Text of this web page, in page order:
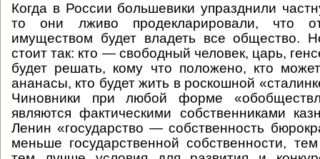
Когда в России большевики упразднили
то они лживо продекларировали, что
имуществом будет владеть все общество.
стоит так: кто — свободный человек, царь,
будет решать, кому что положено, кто
ананасы, кто будет жить в роскошной
Чиновники при любой форме
являются фактическими собственниками
Ленин «государство — собственность
меньше государственной собственности,